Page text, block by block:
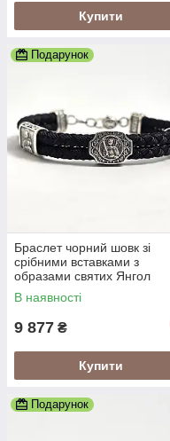
Купити
Подарунок
Браслет чорний шовк зі
срібними вставками з
образами святих Янгол
Охоронець
В наявності
9 877 ₴
Купити
Подарунок